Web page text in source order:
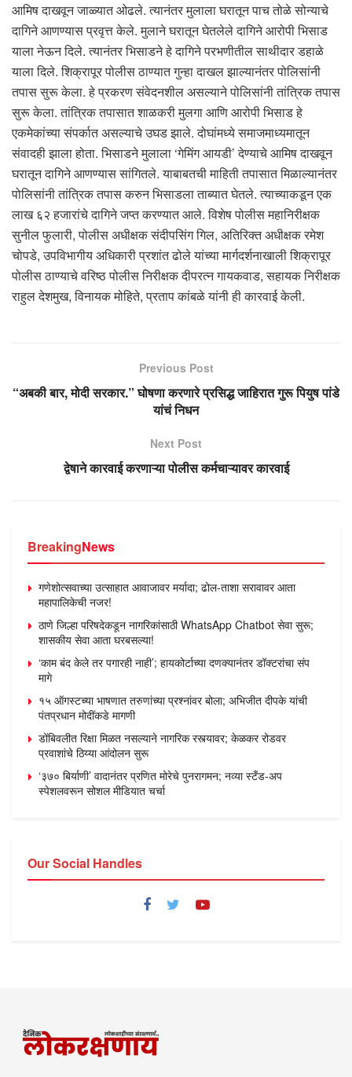
आमिष दाखवून जाळ्यात ओढले. त्यानंतर मुलाला घरातून पाच तोळे सोन्याचे
दागिने आणण्यास प्रवृत्त केले. मुलाने घरातून घेतलेले दागिने आरोपी भिसाड
याला नेऊन दिले. त्यानंतर भिसाडने हे दागिने परभणीतील साथीदार डहाळे
याला दिले. शिक्रापूर पोलीस ठाण्यात गुन्हा दाखल झाल्यानंतर पोलिसांनी
तपास सुरू केला. हे प्रकरण संवेदनशील असल्याने पोलिसांनी तांत्रिक तपास
सुरू केला. तांत्रिक तपासात शाळकरी मुलगा आणि आरोपी भिसाड हे
एकमेकांच्या संपर्कात असल्याचे उघड झाले. दोघांमध्ये समाजमाध्यमातून
संवादही झाला होता. भिसाडने मुलाला ‘गेमिंग आयडी’ देण्याचे आमिष दाखवून
घरातून दागिने आणण्यास सांगितले. याबाबतची माहिती तपासात मिळाल्यानंतर
पोलिसांनी तांत्रिक तपास करुन भिसाडला ताब्यात घेतले. त्याच्याकडून एक
लाख ६२ हजारांचे दागिने जप्त करण्यात आले. विशेष पोलीस महानिरीक्षक
सुनील फुलारी, पोलीस अधीक्षक संदीपसिंग गिल, अतिरिक्त अधीक्षक रमेश
चोपडे, उपविभागीय अधिकारी प्रशांत ढोले यांच्या मार्गदर्शनाखाली शिक्रापूर
पोलीस ठाण्याचे वरिष्ठ पोलीस निरीक्षक दीपरत्न गायकवाड, सहायक निरीक्षक
राहुल देशमुख, विनायक मोहिते, प्रताप कांबळे यांनी ही कारवाई केली.
Previous Post
“अबकी बार, मोदी सरकार.” घोषणा करणारे प्रसिद्ध जाहिरात गुरू पियुष पांडे
यांचं निधन
Next Post
द्वेषाने कारवाई करणाऱ्या पोलीस कर्मचाऱ्यावर कारवाई
BreakingNews
गणेशोत्सवाच्या उत्साहात आवाजावर मर्यादा; ढोल-ताशा सरावावर आता
महापालिकेची नजर!
ठाणे जिल्हा परिषदेकडून नागरिकांसाठी WhatsApp Chatbot सेवा सुरू;
शासकीय सेवा आता घरबसल्या!
‘काम बंद केले तर पगारही नाही’; हायकोर्टाच्या दणक्यानंतर डॉक्टरांचा संप
मागे
१५ ऑगस्टच्या भाषणात तरुणांच्या प्रश्नांवर बोला; अभिजीत दीपके यांची
पंतप्रधान मोदींकडे मागणी
डोंबिवलीत रिक्षा मिळत नसल्याने नागरिक रस्त्यावर; केळकर रोडवर
प्रवाशांचे ठिय्या आंदोलन सुरू
‘३७० बिर्याणी’ वादानंतर प्रणित मोरेचे पुनरागमन; नव्या स्टँड-अप
स्पेशलवरून सोशल मीडियात चर्चा
Our Social Handles